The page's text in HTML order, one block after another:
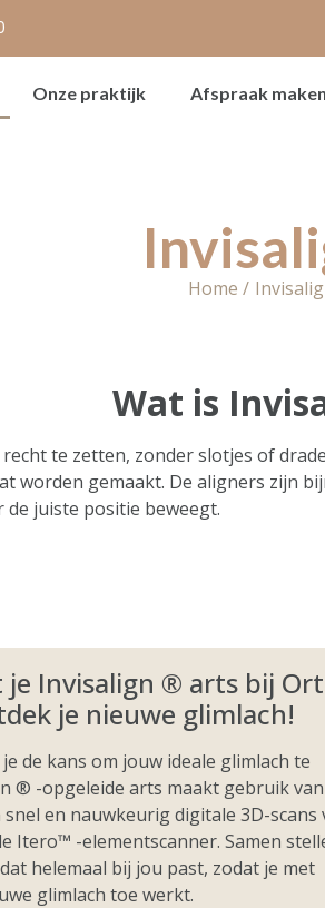
Onze praktijk Afspraak maken
Home /
Wat is
te zetten, zonder slotjes of
worden gemaakt. De aligners zijn
juiste positie beweegt.
je Invisalign ® arts bij
je nieuwe glimlach!
de kans om jouw ideale glimlach te
® -opgeleide arts maakt gebruik
en nauwkeurig digitale 3D-scans
Itero™ -elementscanner. Samen
helemaal bij jou past, zodat je met
glimlach toe werkt.